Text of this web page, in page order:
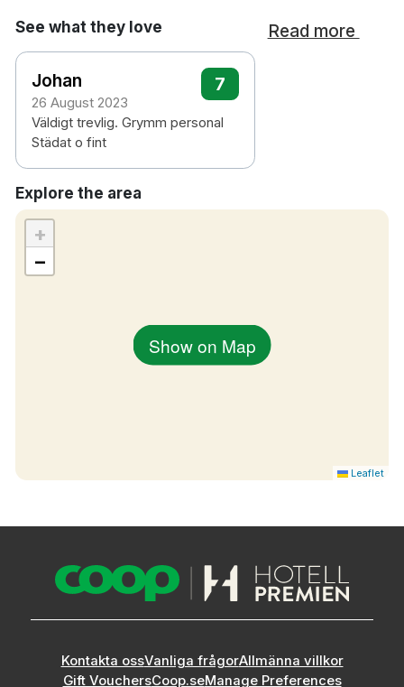
7 minuters promenad till Kista Galleria
10 minuters promenad till Kista
12 minuters promenad till Kistamässan
20 minuters bilresa till Stockholm
centralstation
24 minuters bilresa till Arlanda flygplats
See what they love Read more
Johan
26 August 2023
7
Väldigt trevlig. Grymm personal
Städat o fint
Explore the area
Show on Map
+
−
Leaflet
Kontakta ossVanliga frågorAllmänna villkor
Gift VouchersCoop.seManage Preferences